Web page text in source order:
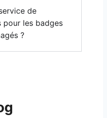
de
pour les badges
?